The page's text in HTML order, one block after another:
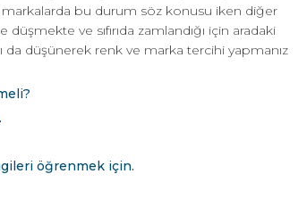
markalarda bu durum söz konusu iken diğer
ve sıfırıda zamlandığı için aradaki
da düşünerek renk ve marka tercihi yapmanız
öğrenmek için.